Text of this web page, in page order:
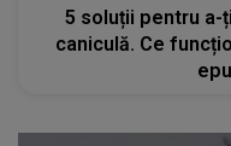
5 soluții pentru a-
caniculă. Ce